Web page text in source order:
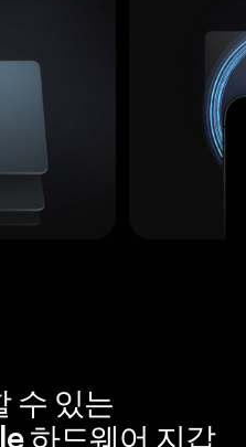
수 있는
하드웨어 지갑